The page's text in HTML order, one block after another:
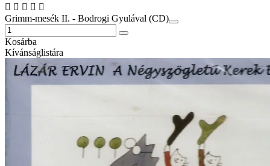
Grimm-mesék II. - Bodrogi Gyulával (CD)
Kosárba
Kívánságlistára